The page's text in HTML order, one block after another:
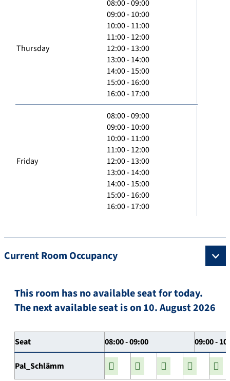
Thursday
08:00 - 09:00
09:00 - 10:00
10:00 - 11:00
11:00 - 12:00
12:00 - 13:00
13:00 - 14:00
14:00 - 15:00
15:00 - 16:00
16:00 - 17:00
Friday
08:00 - 09:00
09:00 - 10:00
10:00 - 11:00
11:00 - 12:00
12:00 - 13:00
13:00 - 14:00
14:00 - 15:00
15:00 - 16:00
16:00 - 17:00
Current Room Occupancy
This room has no available seat for today.
The next available seat is on 10. August 2026
Seat 08:00 - 09:00 09:00 -
Pal_Schlämm